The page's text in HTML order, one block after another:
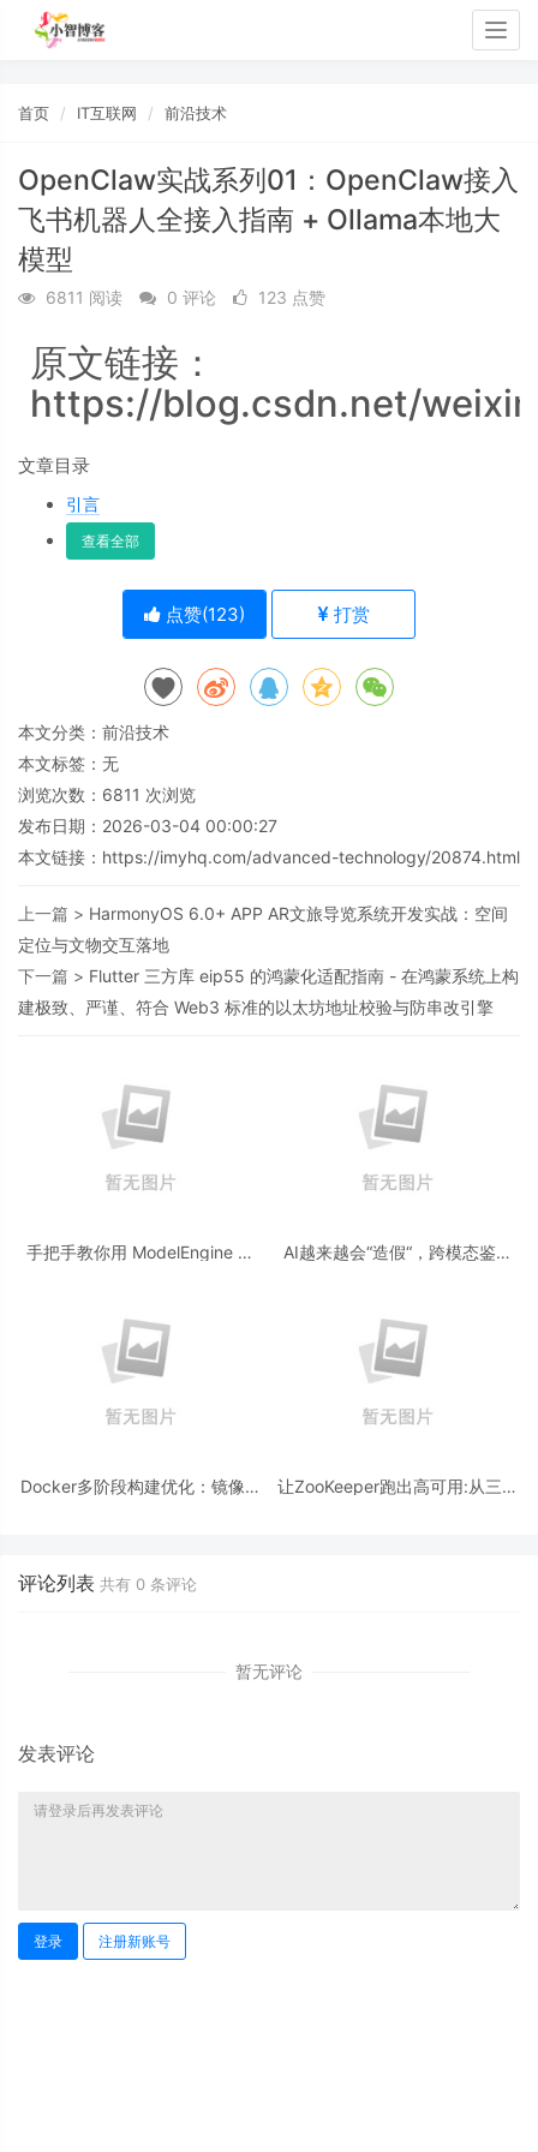
首页 IT互联网 前沿技术
OpenClaw实战系列01：OpenClaw接入
飞书机器人全接入指南 + Ollama本地大
模型
6811 阅读 0 评论 123 点赞
原文链接：
https://blog.csdn.net/
文章目录
引言
查看全部
点赞(123) 打赏
本文分类： 前沿技术
本文标签：无
浏览次数： 6811 次浏览
发布日期：2026-03-04 00:00:27
本文链接： https://imyhq.com/advanced-technology/20874.html
上一篇 > HarmonyOS 6.0+ APP AR文旅导览系统开发实战：空间
定位与文物交互落地
下一篇 > Flutter 三方库 eip55 的鸿蒙化适配指南 - 在鸿蒙系统上构
建极致、严谨、符合 Web3 标准的以太坊地址校验与防串改引擎
手把手教你用 ModelEngine 打
AI越来越会“造假“，跨模态鉴伪
Docker多阶段构建优化：镜像体
让ZooKeeper跑出高可用:从三节
评论列表 共有 0 条评论
暂无评论
发表评论
登录 注册新账号